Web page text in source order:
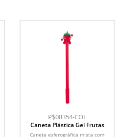
P$08354-COL
Caneta Plástica Gel Frutas
Caneta esferográfica mista com